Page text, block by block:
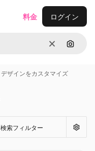
消去 画像で
料金 ログイン
デザインをカスタマイズ
検索フィルター